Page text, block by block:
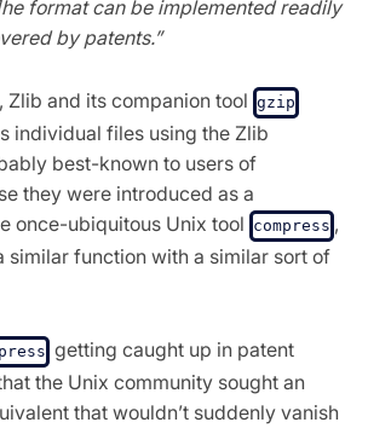
format can be implemented readily
by patents.”
Zlib and its companion tool gzip
individual files using the Zlib
best-known to users of
they were introduced as a
once-ubiquitous Unix tool compress ,
similar function with a similar sort of
getting caught up in patent
the Unix community sought an
that wouldn’t suddenly vanish